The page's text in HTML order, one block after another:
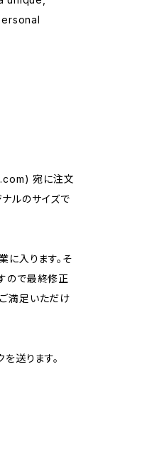
) 宛に注文
ルのサイズで
に入ります。そ
ので最終修正
満足いただけ
送ります。